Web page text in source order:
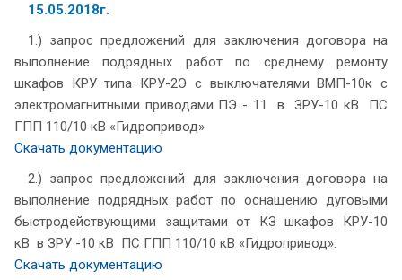
15.05.2018г.
1.) запрос предложений для заключения договора на
выполнение подрядных работ по среднему ремонту
шкафов КРУ типа КРУ-2Э с выключателями ВМП-10к с
электромагнитными приводами ПЭ - 11 в ЗРУ-10 кВ ПС
ГПП 110/10 кВ «Гидропривод»
Скачать документацию
2.) запрос предложений для заключения договора на
выполнение подрядных работ по оснащению дуговыми
быстродействующими защитами от КЗ шкафов КРУ-10
кВ в ЗРУ -10 кВ ПС ГПП 110/10 кВ «Гидропривод».
Скачать документацию